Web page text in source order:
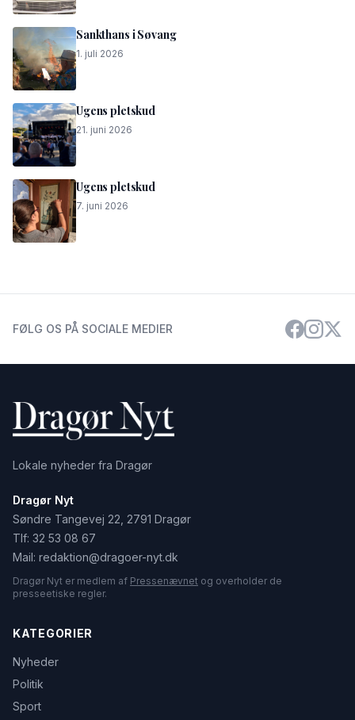
Sankthans i Søvang
1. juli 2026
Ugens pletskud
21. juni 2026
Ugens pletskud
7. juni 2026
FØLG OS PÅ SOCIALE MEDIER
Lokale nyheder fra Dragør
Dragør Nyt
Søndre Tangevej 22, 2791 Dragør
Tlf: 32 53 08 67
Mail: redaktion@dragoer-nyt.dk
Dragør Nyt er medlem af Pressenævnet og overholder de
presseetiske regler.
KATEGORIER
Nyheder
Politik
Sport